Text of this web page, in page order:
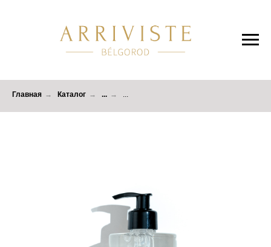
Главная → Каталог → ... →